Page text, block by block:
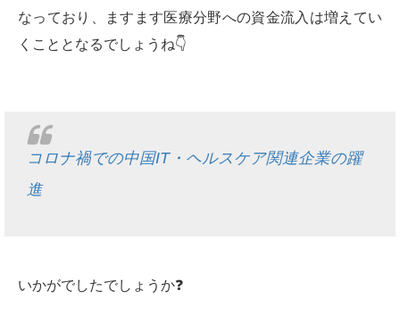
なっており、ますます医療分野への資金流入は増えてい
くこととなるでしょうね👇
コロナ禍での中国IT・ヘルスケア関連企業の躍
進
いかがでしたでしょうか❓